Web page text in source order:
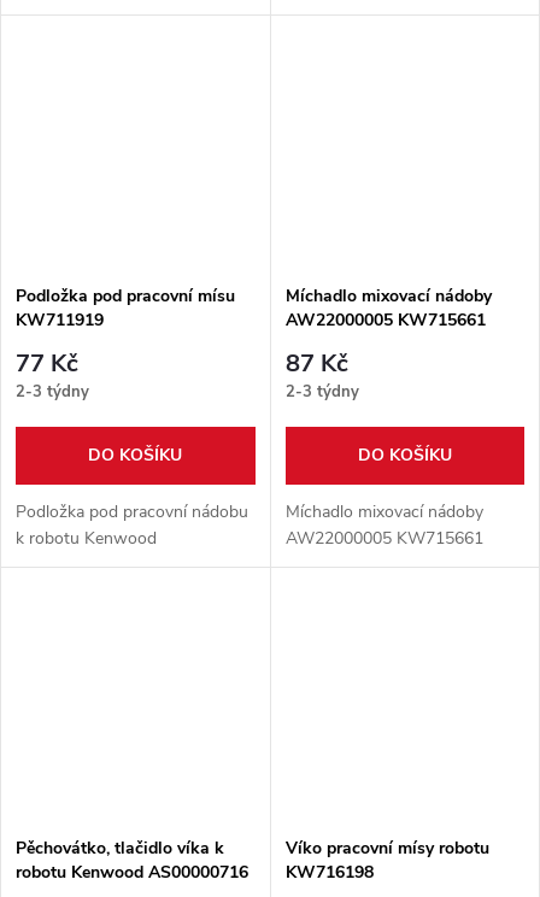
Podložka pod pracovní mísu
KW711919
77 Kč
2-3 týdny
DO KOŠÍKU
Podložka pod pracovní nádobu
k robotu Kenwood
Míchadlo mixovací nádoby
AW22000005 KW715661
87 Kč
2-3 týdny
DO KOŠÍKU
Míchadlo mixovací nádoby
AW22000005 KW715661
Pěchovátko, tlačidlo víka k
robotu Kenwood AS00000716
Víko pracovní mísy robotu
KW716198